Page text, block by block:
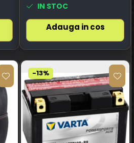
IN STOC
Adauga in cos
-13%